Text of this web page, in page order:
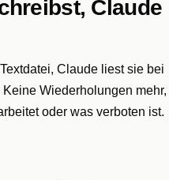
Claude
Claude liest sie bei
Wiederholungen mehr,
oder was verboten ist.